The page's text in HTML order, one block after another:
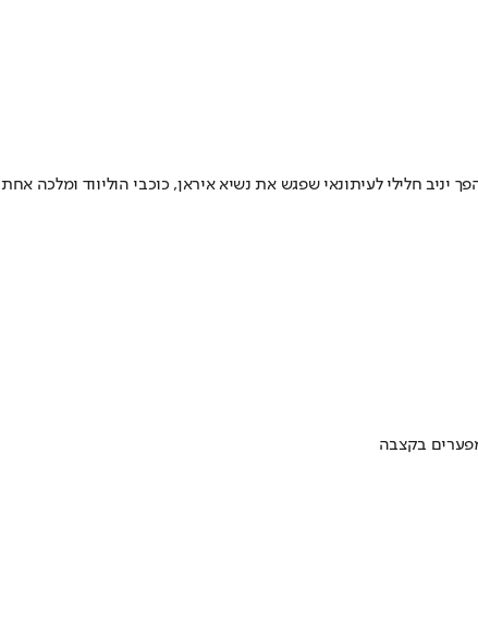
חלילי לעיתונאי שפגש את נשיא איראן, כוכבי הוליווד ומלכה אחת
בקצבה